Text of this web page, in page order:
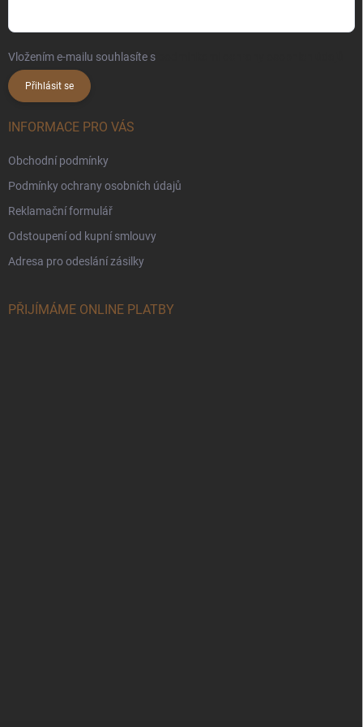
Vložením e-mailu souhlasíte s
Přihlásit se
INFORMACE PRO VÁS
Obchodní podmínky
Podmínky ochrany osobních údajů
Reklamační formulář
Odstoupení od kupní smlouvy
Adresa pro odeslání zásilky
PŘIJÍMÁME ONLINE PLATBY